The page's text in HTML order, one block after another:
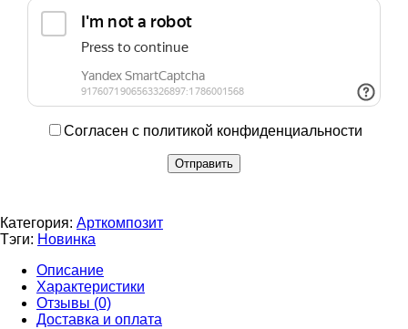
Согласен с политикой конфиденциальности
Категория: Арткомпозит
Тэги: Новинка
Описание
Характеристики
Отзывы (0)
Доставка и оплата